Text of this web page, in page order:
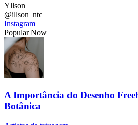
Yllson
@illson_ntc
Instagram
Popular Now
A Importância do Desenho
Botânica